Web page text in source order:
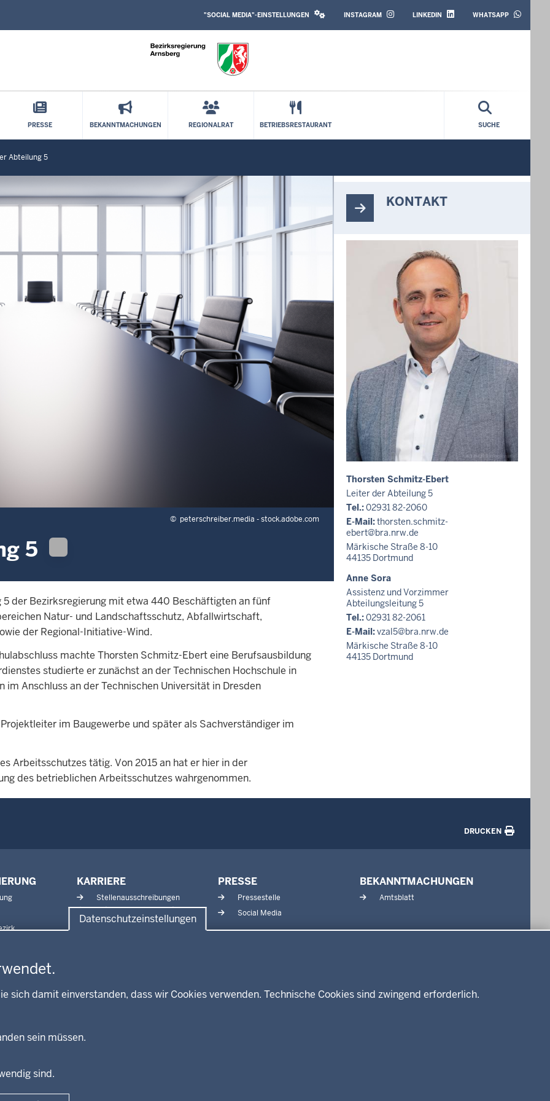
Datenschutzeinstellungen
damit einverstanden, dass wir Cookies verwenden. Technische Cookies sind zwingend erforderlich.
sein müssen.
sind.
MEDIA
"SOCIAL MEDIA"-EINSTELLUNGEN
MEDIA
INSTAGRAM LINKEDIN WHATSAPP
PRESSE BEKANNTMACHUNGEN REGIONALRAT BETRIEBSRESTAURANT SUCHE
Abteilung 5
© peterschreiber.media - stock.adobe.com
5
der Bezirksregierung mit etwa 440 Beschäftigten an fünf
Natur- und Landschaftsschutz, Abfallwirtschaft,
der Regional-Initiative-Wind.
machte Thorsten Schmitz-Ebert eine Berufsausbildung
studierte er zunächst an der Technischen Hochschule in
Anschluss an der Technischen Universität in Dresden
im Baugewerbe und später als Sachverständiger im
Arbeitsschutzes tätig. Von 2015 an hat er hier in der
des betrieblichen Arbeitsschutzes wahrgenommen.
KONTAKT
Thorsten Schmitz-Ebert
Leiter der Abteilung 5
Tel.:02931 82-2060
E-Mail:thorsten.schmitz-
ebert@bra.nrw.de
Märkische Straße 8-10
44135 Dortmund
Anne Sora
Assistenz und Vorzimmer
Abteilungsleitung 5
Tel.:02931 82-2061
E-Mail:vzal5@bra.nrw.de
Märkische Straße 8-10
44135 Dortmund
DRUCKEN
KARRIERE
Stellenausschreibungen
Aktuelle Ausbildungsstellen
und Praktika
PRESSE
Pressestelle
Social Media
BEKANNTMACHUNGEN
Amtsblatt